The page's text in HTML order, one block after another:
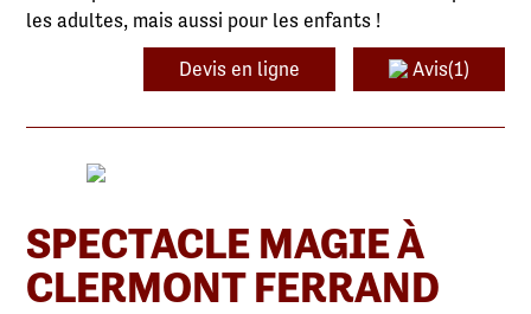
les adultes, mais aussi pour les enfants !
Devis en ligne Avis(1)
SPECTACLE MAGIE À
CLERMONT FERRAND